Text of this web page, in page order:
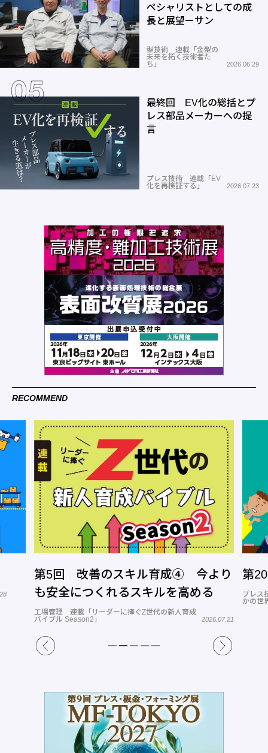
ペシャリストとしての成
長と展望ーサン
型技術 連載「金型の
未来を拓く技術者た
ち」
2026.06.29
最終回 EV化の総括とプ
レス部品メーカーへの提
言
プレス技術 連載「EV
化を再検証する」
2026.07.23
RECOMMEND
第5回 改善のスキル育成④ 今より
も安全につくれるスキルを高める
工場管理 連載「リーダーに捧ぐZ世代の新人育成
バイブル Season2」
2026.07.21
第
プレス
かの世